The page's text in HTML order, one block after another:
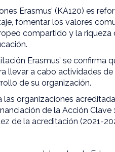
Erasmus’ (KA120) es
fomentar los valores
compartido y la riqueza
Erasmus’ se confirma
llevar a cabo actividades
de su organización.
organizaciones
de la Acción Clave
de la acreditación (2021-